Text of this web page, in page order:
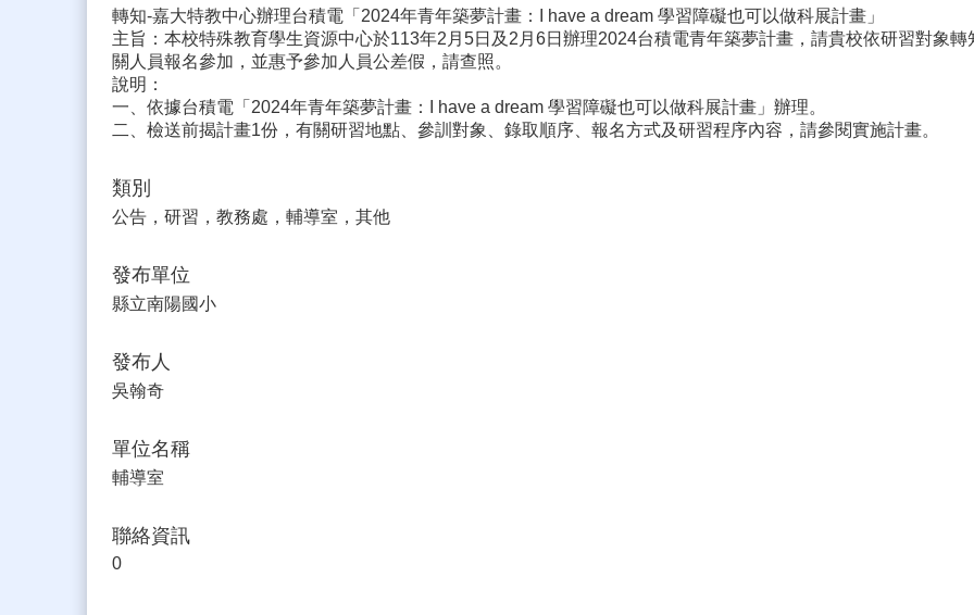
轉知-嘉大特教中心辦理台積電「2024年青年築夢計畫：I have a dream 學習障礙也可以做科展計畫」
主旨：本校特殊教育學生資源中心於113年2月5日及2月6日辦理2024台積電青年築夢計畫，請貴校依研習對象轉
關人員報名參加，並惠予參加人員公差假，請查照。
說明：
一、依據台積電「2024年青年築夢計畫：I have a dream 學習障礙也可以做科展計畫」辦理。
二、檢送前揭計畫1份，有關研習地點、參訓對象、錄取順序、報名方式及研習程序內容，請參閱實施計畫。
類別
公告，研習，教務處，輔導室，其他
發布單位
縣立南陽國小
發布人
吳翰奇
單位名稱
輔導室
聯絡資訊
0